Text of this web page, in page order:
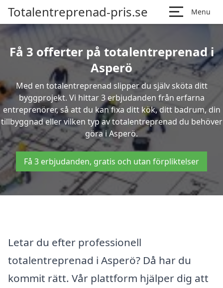
Totalentreprenad-pris.se Menu
Få 3 offerter på totalentreprenad i
Asperö
Med en totalentreprenad slipper du själv sköta ditt
byggprojekt. Vi hittar 3 erbjudanden från erfarna
entreprenörer, så att du kan fixa ditt kök, ditt badrum, din
tillbyggnad eller vilken typ av totalentreprenad du behöver
göra i Asperö.
Få 3 erbjudanden, gratis och utan förpliktelser
Letar du efter professionell
totalentreprenad i Asperö? Då har du
kommit rätt. Vår plattform hjälper dig att